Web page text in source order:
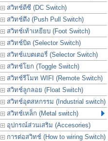
สวิทช์ดีซี (DC Switch)
สวิทช์ดึง (Push Pull Switch)
สวิทช์เท้าเหยียบ (Foot Switch)
สวิทช์บิด (Selector Switch)
สวิทช์แบตเตอรี่ (Selector Switch)
สวิทช์โยก (Toggle Switch)
สวิทช์รีโมท WIFI (Remote Switch)
สวิทช์ลูกลอย (Float Switch)
สวิทช์อุตสหกรรม (Industrial switch)
สวิทช์เหล็ก (Metal switch)
อุปกรณ์ส่วนเสริม (Accesories)
การต่อสวิทช์ (How to wiring Switch)